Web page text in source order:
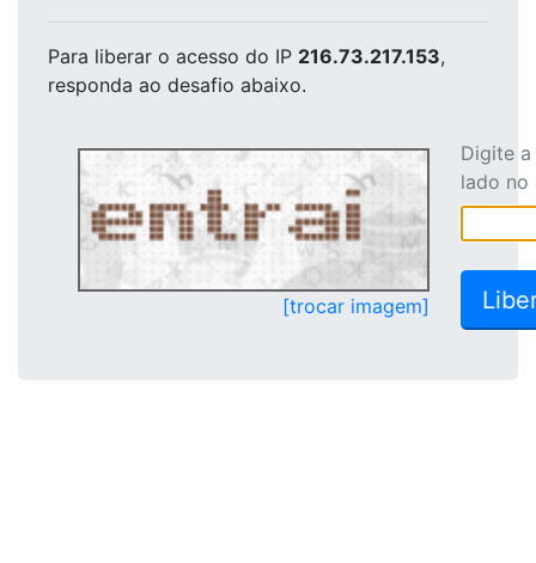
Para liberar o acesso do IP 216.73.217.153,
responda ao desafio abaixo.
[trocar imagem]
Digite
lado no